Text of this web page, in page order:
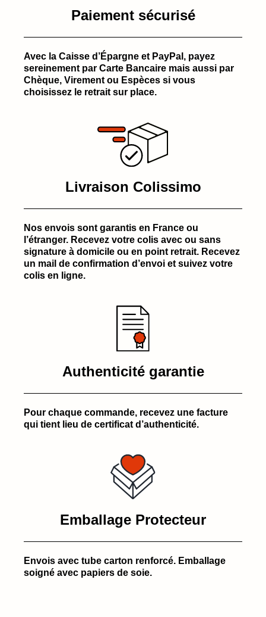
Paiement sécurisé
Avec la Caisse d’Épargne et PayPal, payez
sereinement par Carte Bancaire mais aussi par
Chèque, Virement ou Espèces si vous
choisissez le retrait sur place.
Livraison Colissimo
Nos envois sont garantis en France ou
l’étranger. Recevez votre colis avec ou sans
signature à domicile ou en point retrait. Recevez
un mail de confirmation d’envoi et suivez votre
colis en ligne.
Authenticité garantie
Pour chaque commande, recevez une facture
qui tient lieu de certificat d’authenticité.
Emballage Protecteur
Envois avec tube carton renforcé. Emballage
soigné avec papiers de soie.